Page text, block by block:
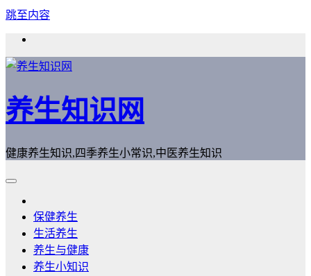
跳至内容
养生知识网
健康养生知识,四季养生小常识,中医养生知识
保健养生
生活养生
养生与健康
养生小知识